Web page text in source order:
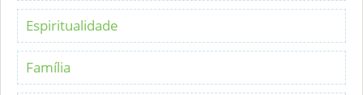
Espiritualidade
Família